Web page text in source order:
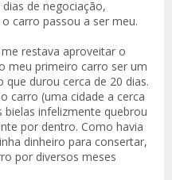
de negociação,
carro passou a ser meu.
restava aproveitar o
meu primeiro carro ser um
durou cerca de 20 dias.
carro (uma cidade a cerca
bielas infelizmente quebrou
por dentro. Como havia
dinheiro para consertar,
por diversos meses